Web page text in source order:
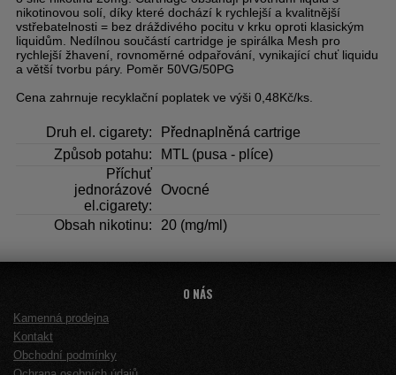
nikotinovou solí, díky které dochází k rychlejší a kvalitnější
vstřebatelnosti = bez dráždivého pocitu v krku oproti klasickým
liquidům. Nedílnou součástí cartridge je spirálka Mesh pro
rychlejší žhavení, rovnoměrné odpařování, vynikající chuť liquidu
a větší tvorbu páry. Poměr 50VG/50PG
Cena zahrnuje recyklační poplatek ve výši 0,48Kč/ks.
Druh el. cigarety:
Přednaplněná cartrige
Způsob potahu:
MTL (pusa - plíce)
Příchuť
jednorázové
el.cigarety:
Ovocné
Obsah nikotinu: 20 (mg/ml)
O NÁS
Kamenná prodejna
Kontakt
Obchodní podmínky